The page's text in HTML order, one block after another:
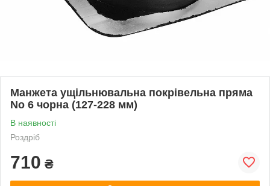
Манжета ущільнювальна покрівельна пряма
No 6 чорна (127-228 мм)
В наявності
Роздріб
710 ₴